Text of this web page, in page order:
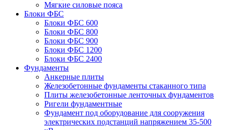
Мягкие силовые пояса
Блоки ФБС
Блоки ФБС 600
Блоки ФБС 800
Блоки ФБС 900
Блоки ФБС 1200
Блоки ФБС 2400
Фундаменты
Анкерные плиты
Железобетонные фундаменты стаканного типа
Плиты железобетонные ленточных фундаментов
Ригели фундаментные
Фундамент под оборудование для сооружения
электрических подстанций напряжением 35-500